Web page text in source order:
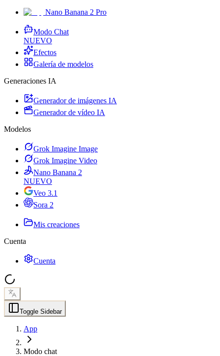
Nano Banana 2 Pro
Modo Chat
NUEVO
Efectos
Galería de modelos
Generaciones IA
Generador de imágenes IA
Generador de vídeo IA
Modelos
Grok Imagine Image
Grok Imagine Video
Nano Banana 2
NUEVO
Veo 3.1
Sora 2
Mis creaciones
Cuenta
Cuenta
Toggle Sidebar
App
Modo chat